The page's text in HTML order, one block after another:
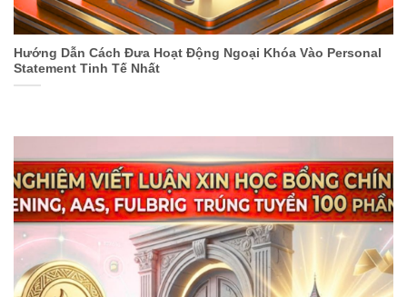
Hướng Dẫn Cách Đưa Hoạt Động Ngoại Khóa Vào Personal
Statement Tinh Tế Nhất